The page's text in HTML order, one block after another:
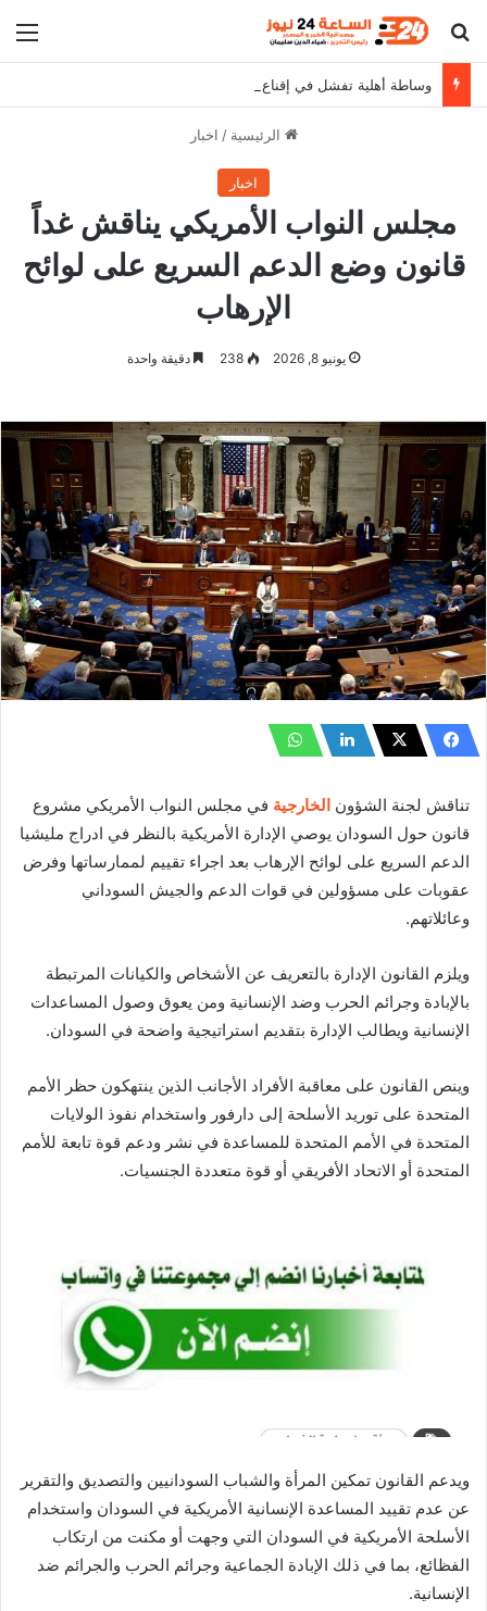
بحث عن
وساطة أهلية تفشل في إقناع دقلو بوقف إعتقالات القادة الميدانيين
الرئيسية / اخبار
اخبار
مجلس النواب الأمريكي يناقش غداً
قانون وضع الدعم السريع على لوائح
الإرهاب
يونيو 8, 2026 238 دقيقة واحدة
تناقش لجنة الشؤون الخارجية في مجلس النواب الأمريكي مشروع
قانون حول السودان يوصي الإدارة الأمريكية بالنظر في ادراج مليشيا
الدعم السريع على لوائح الإرهاب بعد اجراء تقييم لممارساتها وفرض
عقوبات على مسؤولين في قوات الدعم والجيش السوداني
وعائلاتهم.
‏ويلزم القانون الإدارة بالتعريف عن الأشخاص والكيانات المرتبطة
بالإبادة وجرائم الحرب وضد الإنسانية ومن يعوق وصول المساعدات
الإنسانية ويطالب الإدارة بتقديم استراتيجية واضحة في السودان.
وينص القانون على معاقبة الأفراد الأجانب الذين ينتهكون حظر الأمم
المتحدة على توريد الأسلحة إلى دارفور واستخدام نفوذ الولايات
المتحدة في الأمم المتحدة للمساعدة في نشر ودعم قوة تابعة للأمم
المتحدة أو الاتحاد الأفريقي أو قوة متعددة الجنسيات.
ويدعم القانون تمكين المرأة والشباب السودانيين والتصديق والتقرير
عن عدم تقييد المساعدة الإنسانية الأمريكية في السودان واستخدام
الأسلحة الأمريكية في السودان التي وجهت أو مكنت من ارتكاب
الفظائع، بما في ذلك الإبادة الجماعية وجرائم الحرب والجرائم ضد
الإنسانية.